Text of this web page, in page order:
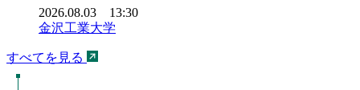
2026.08.03 13:30
金沢工業大学
すべてを見る